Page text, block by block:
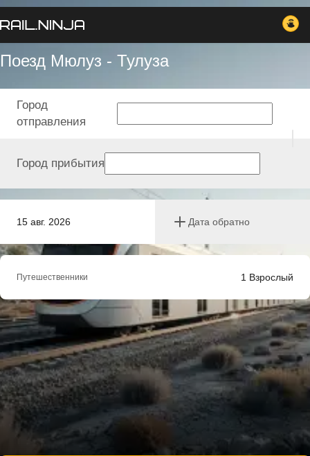
Поезд Мюлуз - Тулуза
15 авг. 2026 Дата обратно
Город
отправления
Город прибытия
Путешественники 1 Взрослый